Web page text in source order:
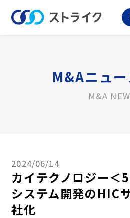
M&Aニュ
M&A
2024/06/14
カイテクノロジー＜
システム開発のHIC
社化